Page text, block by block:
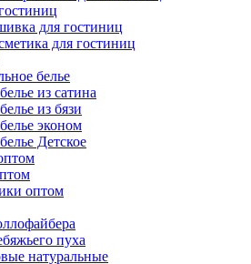
для гостиниц
для гостиниц
белье
из сатина
из бязи
эконом
Детское
оптом
пуха
натуральные